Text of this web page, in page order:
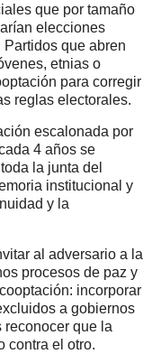
que por tamaño
elecciones
que abren
etnias o
para corregir
reglas electorales.
escalonada por
4 años se
la junta del
institucional y
y la
al adversario a la
procesos de paz y
incorporar
a gobiernos
reconocer que la
contra el otro.